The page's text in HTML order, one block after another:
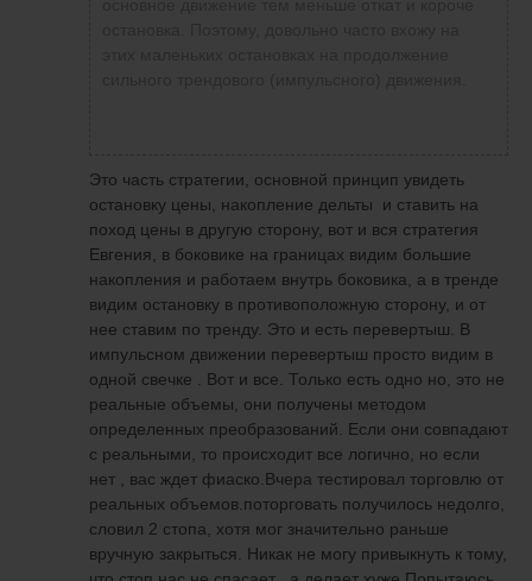
Это часть стратегии, основной принцип увидеть
остановку цены, накопление дельты и ставить на
поход цены в другую сторону, вот и вся стратегия
Евгения, в боковике на границах видим большие
накопления и работаем внутрь боковика, а в тренде
видим остановку в противоположную сторону, и от
нее ставим по тренду. Это и есть перевертыш. В
импульсном движении перевертыш просто видим в
одной свечке . Вот и все. Только есть одно но, это не
реальные объемы, они получены методом
определенных преобразований. Если они совпадают
с реальными, то происходит все логично, но если
нет , вас ждет фиаско.Вчера тестировал торговлю от
реальных объемов.поторговать получилось недолго,
словил 2 стопа, хотя мог значительно раньше
вручную закрыться. Никак не могу привыкнуть к тому,